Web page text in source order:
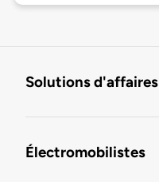
Solutions d'affaires
Électromobilistes